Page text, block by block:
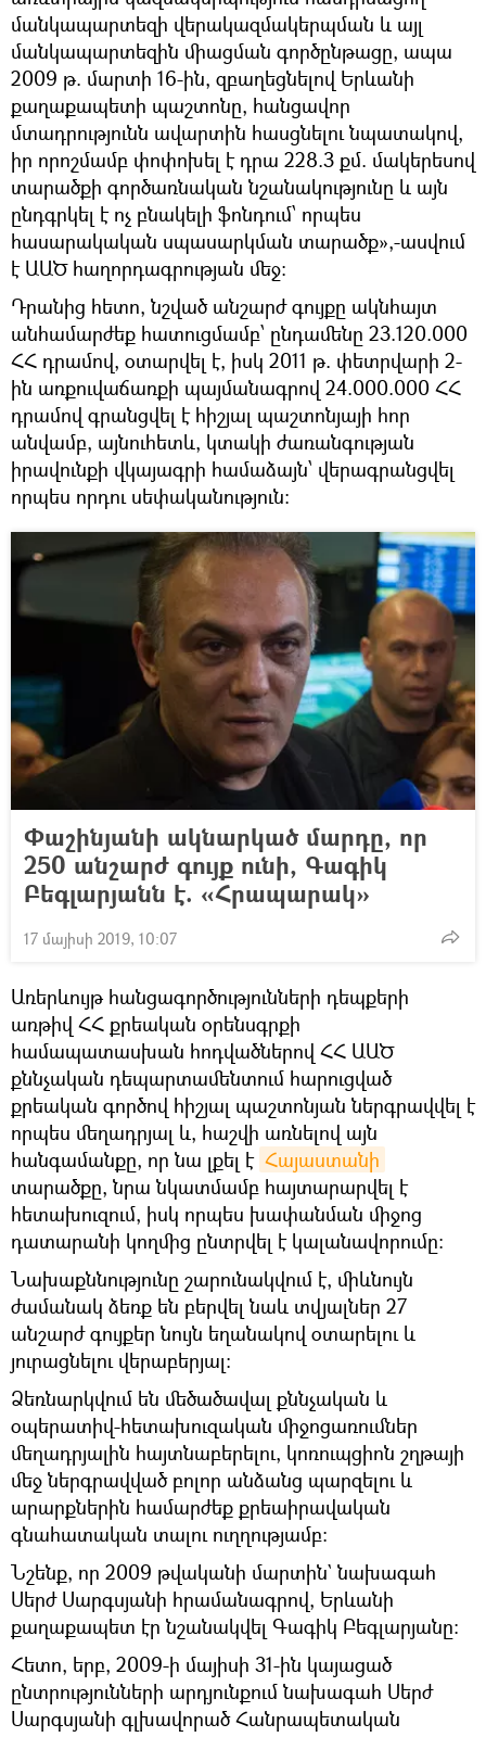
մանկապարտեզի վերակազմակերպման և այլ
մանկապարտեզին միացման գործընթացը, ապա
2009 թ. մարտի 16-ին, զբաղեցնելով Երևանի
քաղաքապետի պաշտոնը, հանցավոր
մտադրությունն ավարտին հասցնելու նպատակով,
իր որոշմամբ փոփոխել է դրա 228.3 քմ. մակերեսով
տարածքի գործառնական նշանակությունը և այն
ընդգրկել է ոչ բնակելի ֆոնդում՝ որպես
հասարակական սպասարկման տարածք»,-ասվում
է ԱԱԾ հաղորդագրության մեջ։
Դրանից հետո, նշված անշարժ գույքը ակնհայտ
անհամարժեք հատուցմամբ՝ ընդամենը 23.120.000
ՀՀ դրամով, օտարվել է, իսկ 2011 թ. փետրվարի 2-
ին առքուվաճառքի պայմանագրով 24.000.000 ՀՀ
դրամով գրանցվել է հիշյալ պաշտոնյայի հոր
անվամբ, այնուհետև, կտակի ժառանգության
իրավունքի վկայագրի համաձայն՝ վերագրանցվել
որպես որդու սեփականություն:
Փաշինյանի ակնարկած մարդը, որ
250 անշարժ գույք ունի, Գագիկ
Բեգլարյանն է. «Հրապարակ»
17 մայիսի 2019, 10:07
Առերևույթ հանցագործությունների դեպքերի
առթիվ ՀՀ քրեական օրենսգրքի
համապատասխան հոդվածներով ՀՀ ԱԱԾ
քննչական դեպարտամենտում հարուցված
քրեական գործով հիշյալ պաշտոնյան ներգրավվել է
որպես մեղադրյալ և, հաշվի առնելով այն
հանգամանքը, որ նա լքել է Հայաստանի
տարածքը, նրա նկատմամբ հայտարարվել է
հետախուզում, իսկ որպես խափանման միջոց
դատարանի կողմից ընտրվել է կալանավորումը։
Նախաքննությունը շարունակվում է, միևնույն
ժամանակ ձեռք են բերվել նաև տվյալներ 27
անշարժ գույքեր նույն եղանակով օտարելու և
յուրացնելու վերաբերյալ։
Ձեռնարկվում են մեծածավալ քննչական և
օպերատիվ-հետախուզական միջոցառումներ
մեղադրյալին հայտնաբերելու, կոռուպցիոն շղթայի
մեջ ներգրավված բոլոր անձանց պարզելու և
արարքներին համարժեք քրեաիրավական
գնահատական տալու ուղղությամբ։
Նշենք, որ 2009 թվականի մարտին` նախագահ
Սերժ Սարգսյանի հրամանագրով, Երևանի
քաղաքապետ էր նշանակվել Գագիկ Բեգլարյանը:
Հետո, երբ, 2009-ի մայիսի 31-ին կայացած
ընտրությունների արդյունքում նախագահ Սերժ
Սարգսյանի գլխավորած Հանրապետական